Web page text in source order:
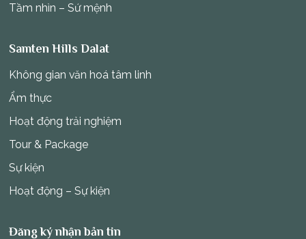
Tầm nhìn – Sứ mệnh
Samten Hills Dalat
Không gian văn hoá tâm linh
Ẩm thực
Hoạt động trải nghiệm
Tour & Package
Sự kiện
Hoạt động – Sự kiện
Đăng ký nhận bản tin